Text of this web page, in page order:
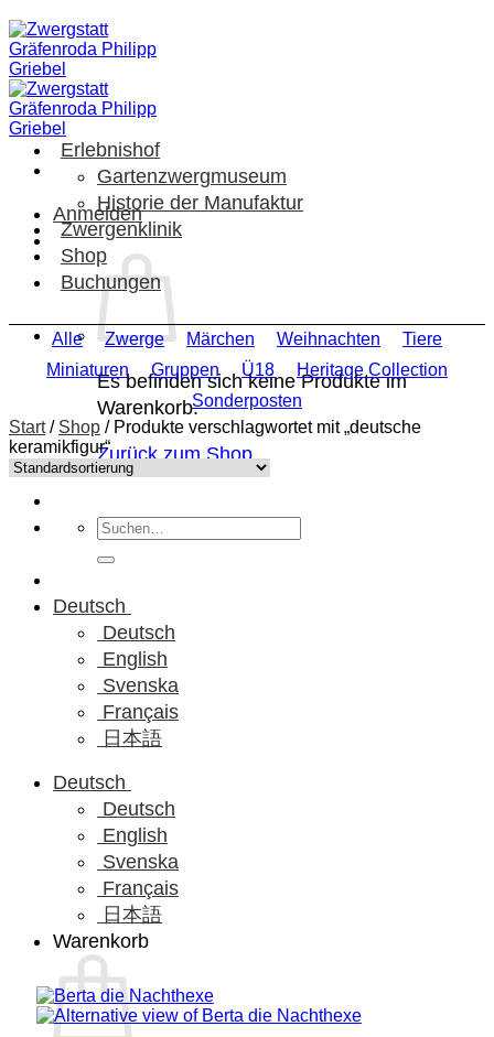
Zum
Inhalt
springen
Anmelden
Es befinden sich keine Produkte im
Warenkorb.
Zurück zum Shop
Suchen
nach:
Deutsch
Deutsch
English
Svenska
Français
日本語
Deutsch
Deutsch
English
Svenska
Français
日本語
Warenkorb
Erlebnishof
Gartenzwergmuseum
Historie der Manufaktur
Zwergenklinik
Shop
Buchungen
Alle Zwerge Märchen Weihnachten
Tiere
Miniaturen
Gruppen Ü18
Heritage Collection
Sonderposten
Start / Shop /Produkte verschlagwortet mit „deutsche
keramikfigur“